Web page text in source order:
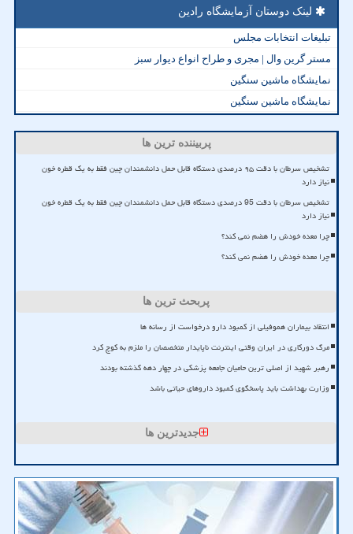
لینک دوستان آزمایشگاه رادین
تبلیغات انتخابات مجلس
مستر گرین وال | مجری و طراح انواع دیوار سبز
نمایشگاه ماشین سنگین
نمایشگاه ماشین سنگین
پربیننده ترین ها
تشخیص سرطان با دقت ۹۵ درصدی دستگاه قابل حمل دانشمندان چین فقط به یک قطره خون
نیاز دارد
تشخیص سرطان با دقت 95 درصدی دستگاه قابل حمل دانشمندان چین فقط به یک قطره خون
نیاز دارد
چرا معده خودش را هضم نمی کند؟
چرا معده خودش را هضم نمی کند؟
پربحث ترین ها
انتقاد بیماران هموفیلی از کمبود دارو درخواست از رسانه ها
مرگ دورکاری در ایران وقتی اینترنت ناپایدار متخصصان را ملزم به کوچ کرد
رهبر شهید از اصلی ترین حامیان جامعه پزشکی در چهار دهه گذشته بودند
وزارت بهداشت باید پاسخگوی کمبود داروهای حیاتی باشد
جدیدترین ها